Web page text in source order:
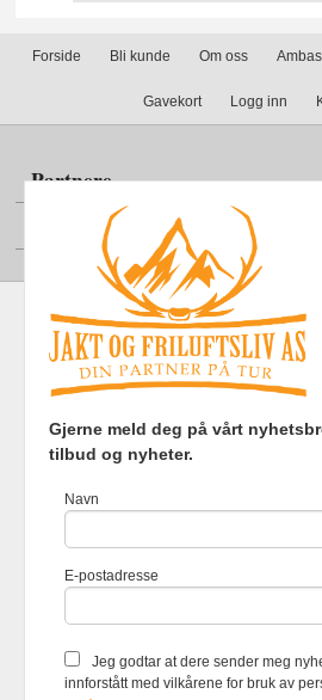
Forside Bli kunde Om oss
Gavekort Logg inn
Partnere
Din konto
Frakt Kjøpsbetingelser
Nyhetsbrev
Foretaksregisteret
du får en bedre
bruker cookies
hva du har puttet i
din. Fortsett å bruke
Gjerne meld deg på vårt
tilbud og nyheter.
Navn
E-postadresse
Jeg godtar at dere sender meg
innforstått med vilkårene for bruk av